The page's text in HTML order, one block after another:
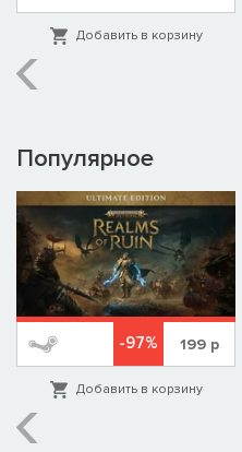
Добавить в корзину
Популярное
-97% 199р
Добавить в корзину